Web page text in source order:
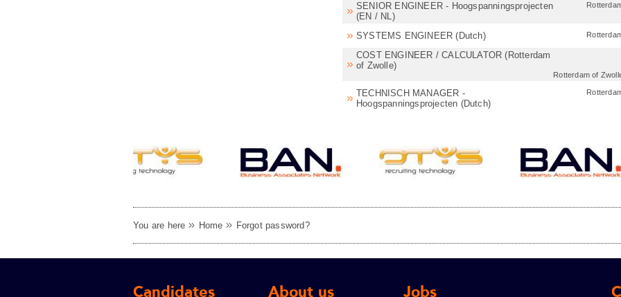
SENIOR ENGINEER - Hoogspanningsprojecten
(EN / NL)
SYSTEMS ENGINEER (Dutch)
COST ENGINEER / CALCULATOR (Rotterdam
of Zwolle)
Rotterdam of
TECHNISCH MANAGER -
Hoogspanningsprojecten (Dutch)
You are here Home Forgot password?
Candidates About us Jobs